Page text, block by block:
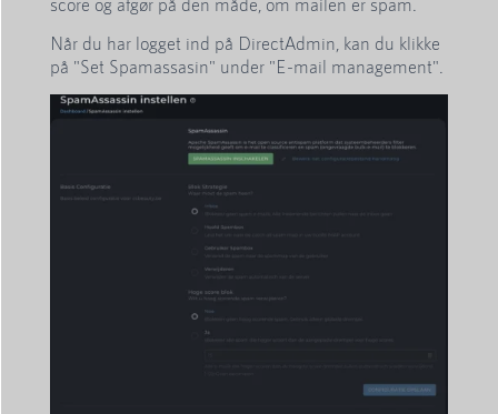
Når du har logget ind på DirectAdmin, kan du klikke
på "Set Spamassasin" under "E-mail management".